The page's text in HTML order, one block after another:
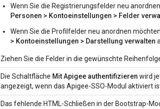
Wenn Sie die Registrierungsfelder neu
Personen > Kontoeinstellungen > Felder
Wenn Sie die Profilfelder neu anordnen
> Kontoeinstellungen > Darstellung verwalten
Ziehen Sie die Felder in die gewünschte
Die Schaltfläche Mit Apigee authentifizieren wird
angezeigt, wenn das Apigee-SSO-Modul aktiviert
Das fehlende HTML-Schließen in der Bootstrap-